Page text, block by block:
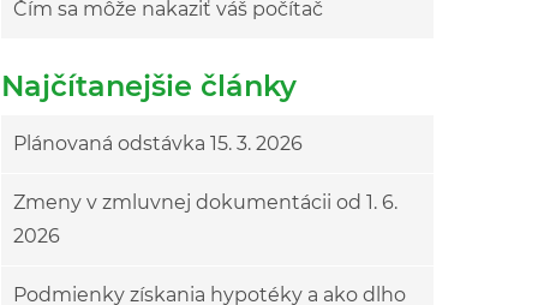
Čím sa môže nakaziť váš počítač
Najčítanejšie články
Plánovaná odstávka 15. 3. 2026
Zmeny v zmluvnej dokumentácii od 1. 6.
2026
Podmienky získania hypotéky a ako dlho